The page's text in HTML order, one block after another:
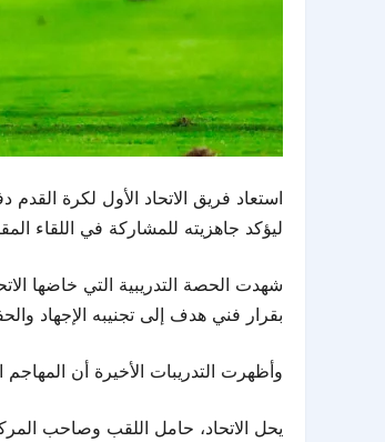
استعاد فريق الاتحاد الأول لكرة
ليؤكد جاهزيته للمشاركة في اللقاء المقرر الجمعة ضمن الجولة الـ26 من دوري روشن
شهدت الحصة التدريبية التي خاضها
بقرار فني هدف إلى تجنيبه الإجهاد
وأظهرت التدريبات الأخيرة أن
يحل الاتحاد، حامل اللقب وصاحب